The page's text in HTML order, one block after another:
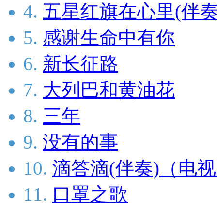
4. 五星红旗在心里(伴
5. 感谢生命中有你
6. 新长征路
7. 大列巴和黄油花
8. 三年
9. 没有的事
10. 滴答滴(伴奏)（电
11. 口罩之歌